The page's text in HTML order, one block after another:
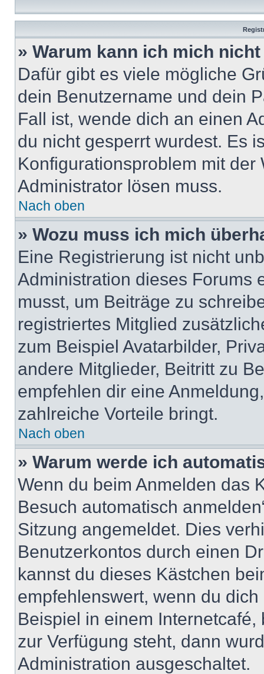
» Warum kann ich mich
Dafür gibt es viele mögliche
dein Benutzername und dein
Fall ist, wende dich an einen
du nicht gesperrt wurdest. Es
Konfigurationsproblem mit
Administrator lösen muss.
Nach oben
» Wozu muss ich mich
Eine Registrierung ist nicht
Administration dieses Forums
musst, um Beiträge zu
registriertes Mitglied
zum Beispiel Avatarbilder,
andere Mitglieder, Beitritt zu
empfehlen dir eine
zahlreiche Vorteile bringt.
Nach oben
» Warum werde ich
Wenn du beim Anmelden das
Besuch automatisch
Sitzung angemeldet. Dies
Benutzerkontos durch einen
kannst du dieses Kästchen
empfehlenswert, wenn du
Beispiel in einem
zur Verfügung steht, dann
Administration ausgeschaltet.